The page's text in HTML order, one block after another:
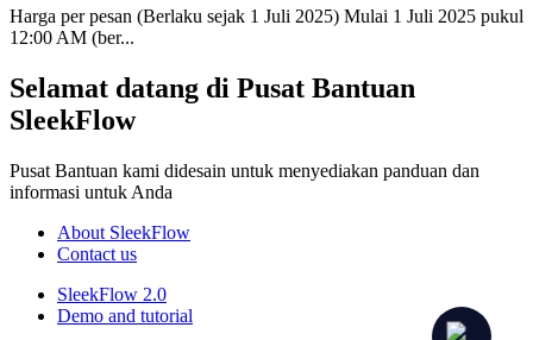
Harga per pesan (Berlaku sejak 1 Juli 2025) Mulai 1 Juli 2025 pukul
12:00 AM (ber...
Selamat datang di Pusat Bantuan
SleekFlow
Pusat Bantuan kami didesain untuk menyediakan panduan dan
informasi untuk Anda
About SleekFlow
Contact us
SleekFlow 2.0
Demo and tutorial